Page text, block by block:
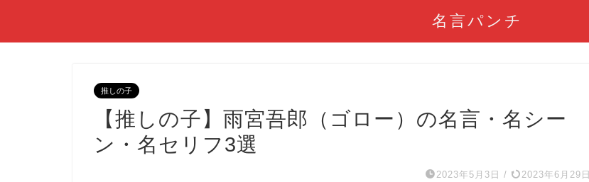
名言パンチ
推しの子
【推しの子】雨宮吾郎（ゴロー）の名言・名シー
ン・名セリフ3選
2023年5月3日 / 2023年6月29日